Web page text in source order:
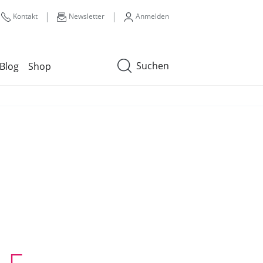
Suchen
Shop
Kontakt | Newsletter | Anmelden